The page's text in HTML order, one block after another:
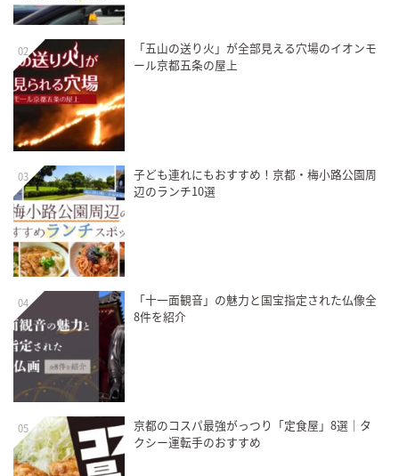
02
「五山の送り火」が全部見える穴場のイオンモ
ール京都五条の屋上
03
子ども連れにもおすすめ！京都・梅小路公園周
辺のランチ10選
04
「十一面観音」の魅力と国宝指定された仏像全
8件を紹介
05
京都のコスパ最強がっつり「定食屋」8選｜タ
クシー運転手のおすすめ